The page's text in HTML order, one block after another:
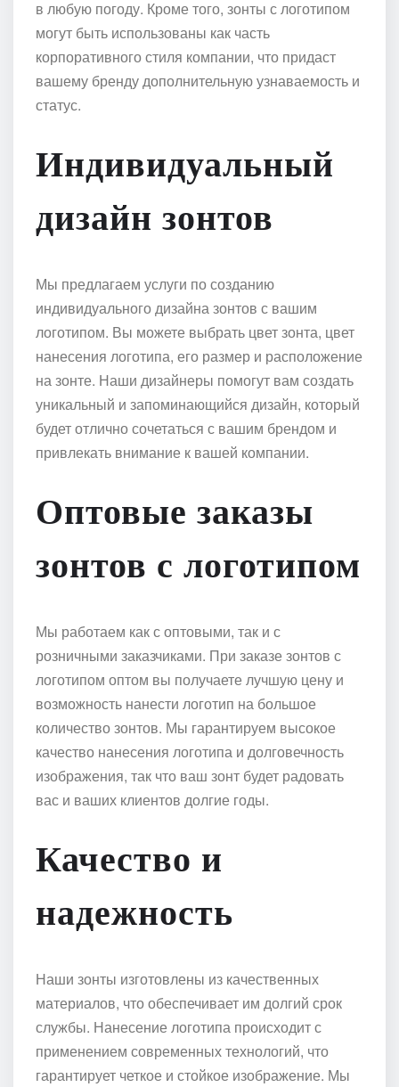
в любую погоду. Кроме того, зонты с логотипом
могут быть использованы как часть
корпоративного стиля компании, что придаст
вашему бренду дополнительную узнаваемость и
статус.
Индивидуальный
дизайн зонтов
Мы предлагаем услуги по созданию
индивидуального дизайна зонтов с вашим
логотипом. Вы можете выбрать цвет зонта, цвет
нанесения логотипа, его размер и расположение
на зонте. Наши дизайнеры помогут вам создать
уникальный и запоминающийся дизайн, который
будет отлично сочетаться с вашим брендом и
привлекать внимание к вашей компании.
Оптовые заказы
зонтов с логотипом
Мы работаем как с оптовыми, так и с
розничными заказчиками. При заказе зонтов с
логотипом оптом вы получаете лучшую цену и
возможность нанести логотип на большое
количество зонтов. Мы гарантируем высокое
качество нанесения логотипа и долговечность
изображения, так что ваш зонт будет радовать
вас и ваших клиентов долгие годы.
Качество и
надежность
Наши зонты изготовлены из качественных
материалов, что обеспечивает им долгий срок
службы. Нанесение логотипа происходит с
применением современных технологий, что
гарантирует четкое и стойкое изображение. Мы